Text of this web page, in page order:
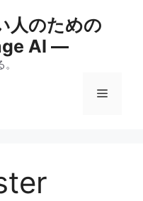
人のための
AI ―
メ